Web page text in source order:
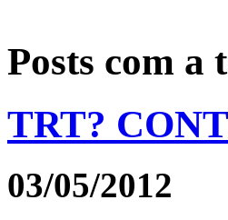
Posts com a
TRT?
03/05/2012